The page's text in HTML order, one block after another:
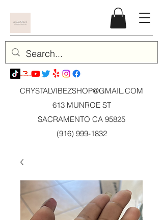
CRYSTALVIBEZSHOP@GMAIL.COM
613 MUNROE ST
SACRAMENTO CA 95825
(916) 999-1832